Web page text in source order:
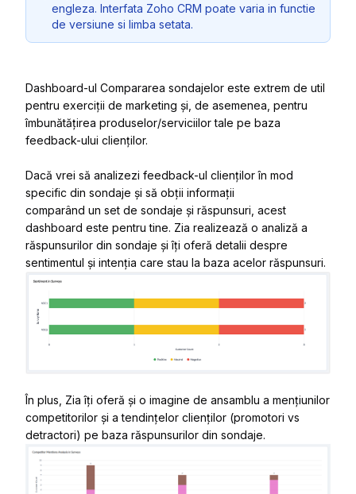
engleza. Interfata Zoho CRM poate varia in functie
de versiune si limba setata.
Dashboard-ul Compararea sondajelor este extrem de util
pentru exerciții de marketing și, de asemenea, pentru
îmbunătățirea produselor/serviciilor tale pe baza
feedback-ului clienților.
Dacă vrei să analizezi feedback-ul clienților în mod
specific din sondaje și să obții informații
comparând un set de sondaje și răspunsuri, acest
dashboard este pentru tine. Zia realizează o analiză a
răspunsurilor din sondaje și îți oferă detalii despre
sentimentul și intenția care stau la baza acelor răspunsuri.
În plus, Zia îți oferă și o imagine de ansamblu a mențiunilor
competitorilor și a tendințelor clienților (promotori vs
detractori) pe baza răspunsurilor din sondaje.